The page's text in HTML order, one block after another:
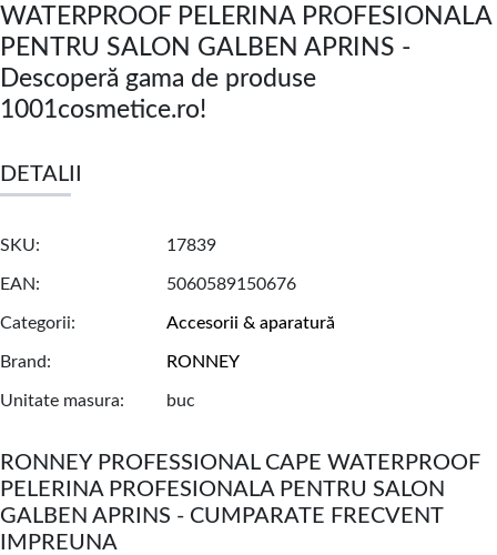
WATERPROOF PELERINA PROFESIONALA
PENTRU SALON GALBEN APRINS -
Descoperă gama de produse
1001cosmetice.ro!
DETALII
SKU 17839
EAN 5060589150676
Categorii Accesorii & aparatură
Brand RONNEY
Unitate masura buc
RONNEY PROFESSIONAL CAPE WATERPROOF
PELERINA PROFESIONALA PENTRU SALON
GALBEN APRINS - CUMPARATE FRECVENT
IMPREUNA